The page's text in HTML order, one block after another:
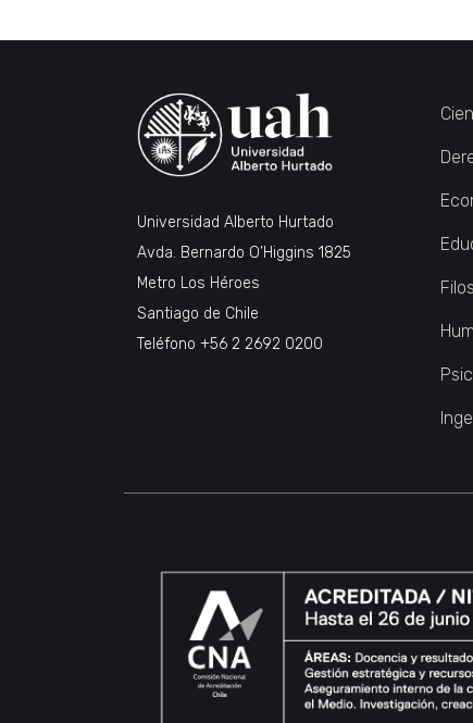
Universidad Alberto Hurtado
Avda. Bernardo O’Higgins 1825
Metro Los Héroes
Santiago de Chile
Teléfono +56 2 2692 0200